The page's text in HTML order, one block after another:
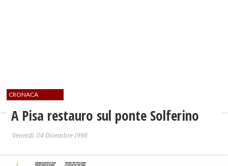
CRONACA
A Pisa restauro sul ponte Solferino
Venerdì, 04 Dicembre 1998